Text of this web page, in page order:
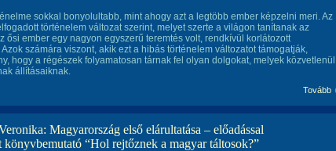
sokkal bonyolultabb, mint ahogy azt a legtöbb ember képzelni meri. Az
történelem változat szerint, melyet szerte a világon tanítanak az
ősi ember egy nagyon egyszerű teremtés volt, rendkívül korlátozott
számára viszont, akik ezt a hibás történelem változatot támogatják,
hogy a régészek folyamatosan tárnak fel olyan dolgokat, melyek közvetlenül
állításaiknak.
Tovább
Magyarország első elárultatása – előadással
könyvbemutató “Hol rejtőznek a magyar táltosok?”